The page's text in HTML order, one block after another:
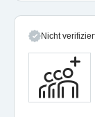
Nicht